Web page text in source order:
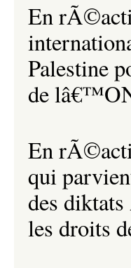
En
Palestine
de
En
qui
des
les droits